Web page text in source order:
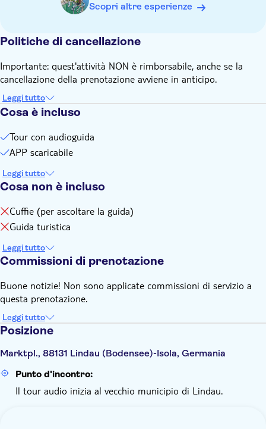
Scopri altre esperienze
Politiche di cancellazione
Importante: quest'attività NON è rimborsabile, anche se la
cancellazione della prenotazione avviene in anticipo.
Leggi tutto
Cosa è incluso
Tour con audioguida
APP scaricabile
Leggi tutto
Cosa non è incluso
Cuffie (per ascoltare la guida)
Guida turistica
Leggi tutto
Commissioni di prenotazione
Buone notizie! Non sono applicate commissioni di servizio a
questa prenotazione.
Leggi tutto
Posizione
Marktpl., 88131 Lindau (Bodensee)-Isola, Germania
Punto d'incontro:
Il tour audio inizia al vecchio municipio di Lindau.